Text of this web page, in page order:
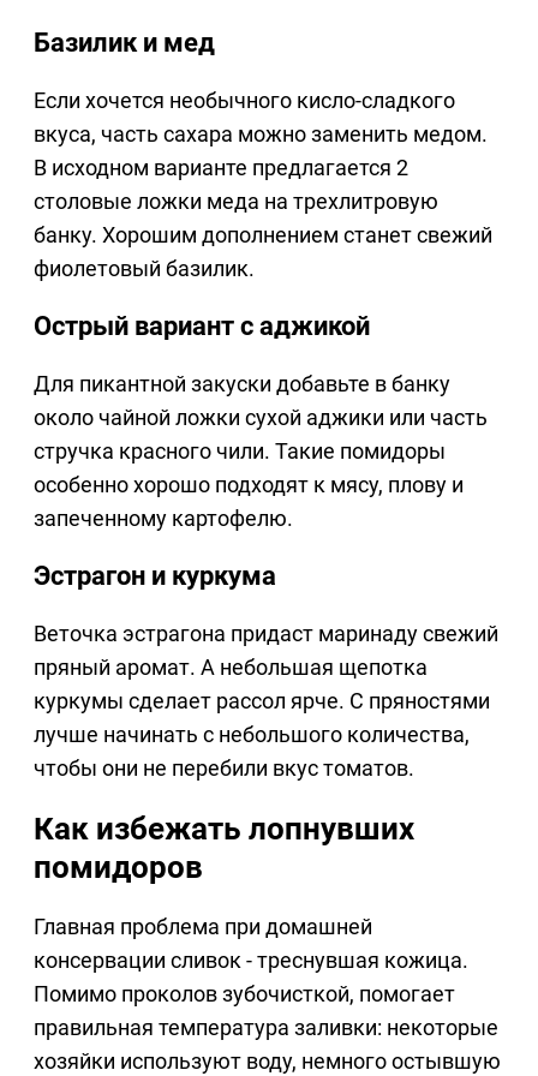
Базилик и мед
Если хочется необычного кисло-сладкого
вкуса, часть сахара можно заменить медом.
В исходном варианте предлагается 2
столовые ложки меда на трехлитровую
банку. Хорошим дополнением станет свежий
фиолетовый базилик.
Острый вариант с аджикой
Для пикантной закуски добавьте в банку
около чайной ложки сухой аджики или часть
стручка красного чили. Такие помидоры
особенно хорошо подходят к мясу, плову и
запеченному картофелю.
Эстрагон и куркума
Веточка эстрагона придаст маринаду свежий
пряный аромат. А небольшая щепотка
куркумы сделает рассол ярче. С пряностями
лучше начинать с небольшого количества,
чтобы они не перебили вкус томатов.
Как избежать лопнувших
помидоров
Главная проблема при домашней
консервации сливок - треснувшая кожица.
Помимо проколов зубочисткой, помогает
правильная температура заливки: некоторые
хозяйки используют воду, немного остывшую